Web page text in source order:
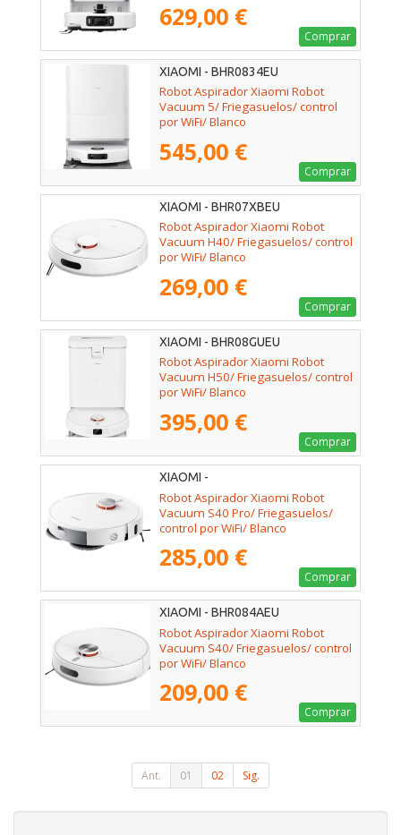
629,00 €
Comprar
XIAOMI - BHR0834EU
Robot Aspirador Xiaomi Robot
Vacuum 5/ Friegasuelos/ control
por WiFi/ Blanco
545,00 €
Comprar
XIAOMI - BHR07XBEU
Robot Aspirador Xiaomi Robot
Vacuum H40/ Friegasuelos/ control
por WiFi/ Blanco
269,00 €
Comprar
XIAOMI - BHR08GUEU
Robot Aspirador Xiaomi Robot
Vacuum H50/ Friegasuelos/ control
por WiFi/ Blanco
395,00 €
Comprar
XIAOMI -
Robot Aspirador Xiaomi Robot
Vacuum S40 Pro/ Friegasuelos/
control por WiFi/ Blanco
285,00 €
Comprar
XIAOMI - BHR084AEU
Robot Aspirador Xiaomi Robot
Vacuum S40/ Friegasuelos/ control
por WiFi/ Blanco
209,00 €
Comprar
Ant. 01 02 Sig.